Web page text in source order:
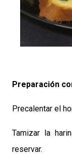
Preparación
Precalentar el
Tamizar la
reservar.